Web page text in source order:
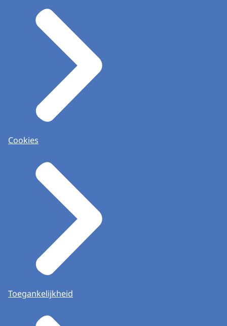
Cookies
Toegankelijkheid